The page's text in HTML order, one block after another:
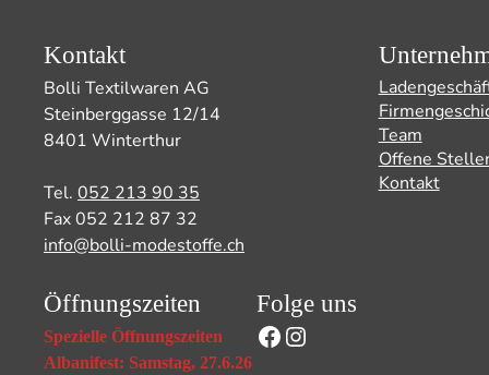
Kontakt
Bolli Textilwaren AG
Steinberggasse 12/14
8401 Winterthur
Tel. 052 213 90 35
Fax 052 212 87 32
info@bolli-modestoffe.ch
Öffnungszeiten
Spezielle Öffnungszeiten
Albanifest: Samstag, 27.6.26
Folge uns
Facebook
Instagram
Team
Offene
Kontakt